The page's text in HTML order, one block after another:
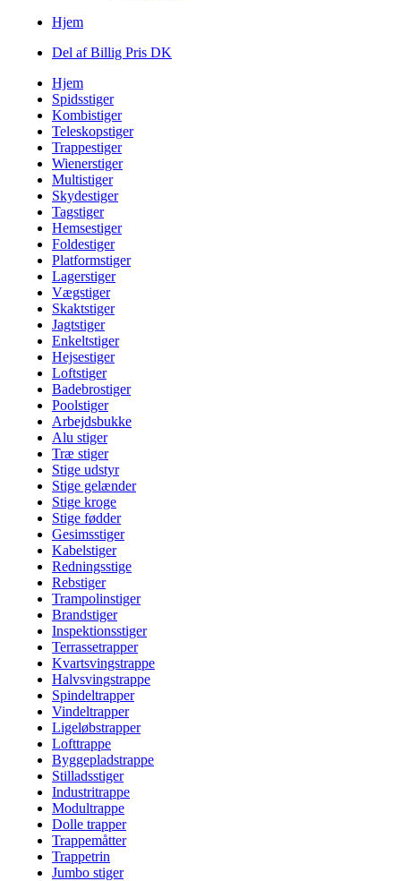
Hjem
Del af Billig Pris DK
Hjem
Spidsstiger
Kombistiger
Teleskopstiger
Trappestiger
Wienerstiger
Multistiger
Skydestiger
Tagstiger
Hemsestiger
Foldestiger
Platformstiger
Lagerstiger
Vægstiger
Skaktstiger
Jagtstiger
Enkeltstiger
Hejsestiger
Loftstiger
Badebrostiger
Poolstiger
Arbejdsbukke
Alu stiger
Træ stiger
Stige udstyr
Stige gelænder
Stige kroge
Stige fødder
Gesimsstiger
Kabelstiger
Redningsstige
Rebstiger
Trampolinstiger
Brandstiger
Inspektionsstiger
Terrassetrapper
Kvartsvingstrappe
Halvsvingstrappe
Spindeltrapper
Vindeltrapper
Ligeløbstrapper
Lofttrappe
Byggepladstrappe
Stilladsstiger
Industritrappe
Modultrappe
Dolle trapper
Trappemåtter
Trappetrin
Jumbo stiger